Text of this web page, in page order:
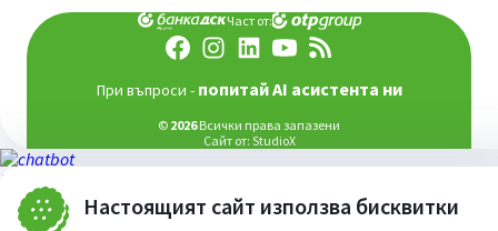
Настоящият сайт използва бисквитки
Част от:
При въпроси - попитай AI асистента ни
© 2026Всички права запазени
Сайт от: StudioX